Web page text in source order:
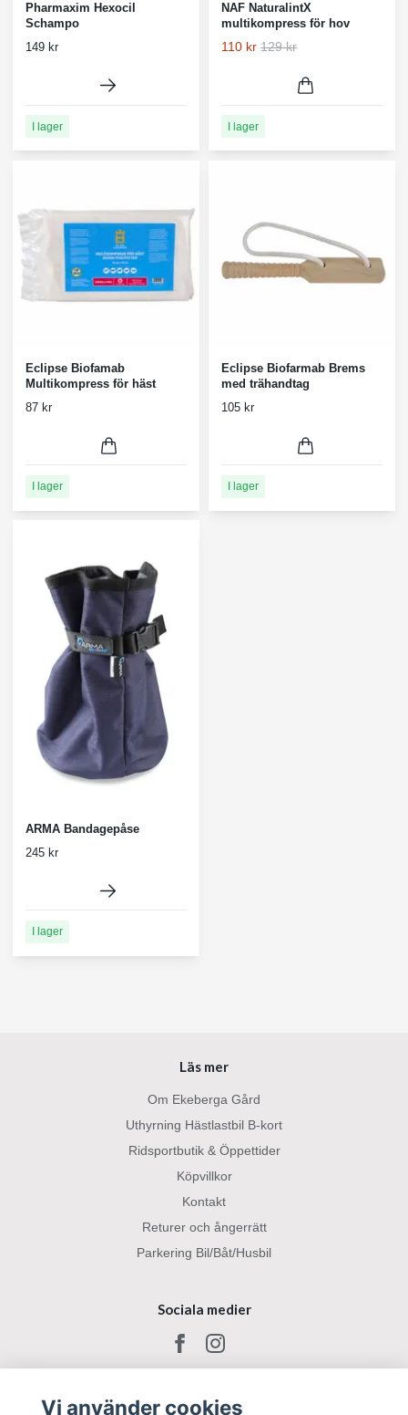
Pharmaxim Hexocil
Schampo
149 kr
I lager
NAF NaturalintX
multikompress för hov
110 kr 129 kr
I lager
Eclipse Biofamab
Multikompress för häst
87 kr
I lager
Eclipse Biofarmab Brems
med trähandtag
105 kr
I lager
ARMA Bandagepåse
245 kr
I lager
Läs mer
Om Ekeberga Gård
Uthyrning Hästlastbil B-kort
Ridsportbutik & Öppettider
Köpvillkor
Kontakt
Returer och ångerrätt
Parkering Bil/Båt/Husbil
Sociala medier
Vi använder cookies